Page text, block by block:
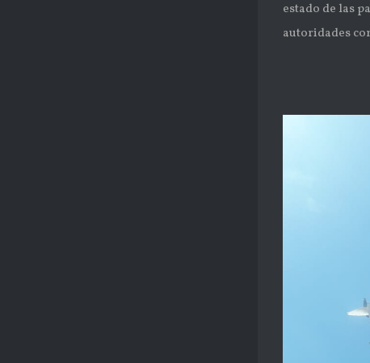
estado de las
autoridades